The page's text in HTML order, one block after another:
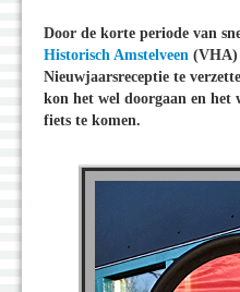
Door de korte periode van
Historisch Amstelveen (VHA)
Nieuwjaarsreceptie te
kon het wel doorgaan en het
fiets te komen.